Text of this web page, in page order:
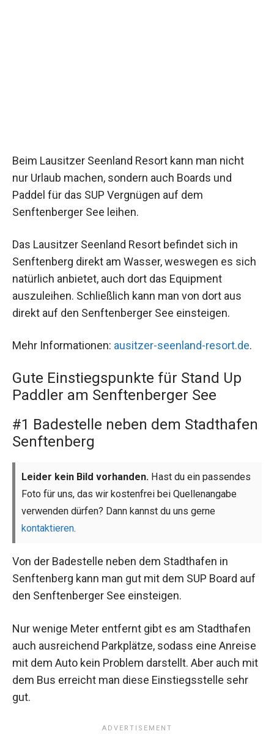
Beim Lausitzer Seenland Resort kann man nicht
nur Urlaub machen, sondern auch Boards und
Paddel für das SUP Vergnügen auf dem
Senftenberger See leihen.
Das Lausitzer Seenland Resort befindet sich in
Senftenberg direkt am Wasser, weswegen es sich
natürlich anbietet, auch dort das Equipment
auszuleihen. Schließlich kann man von dort aus
direkt auf den Senftenberger See einsteigen.
Mehr Informationen: ausitzer-seenland-resort.de.
Gute Einstiegspunkte für Stand Up
Paddler am Senftenberger See
#1 Badestelle neben dem Stadthafen
Senftenberg
Leider kein Bild vorhanden. Hast du ein passendes
Foto für uns, das wir kostenfrei bei Quellenangabe
verwenden dürfen? Dann kannst du uns gerne
kontaktieren.
Von der Badestelle neben dem Stadthafen in
Senftenberg kann man gut mit dem SUP Board auf
den Senftenberger See einsteigen.
Nur wenige Meter entfernt gibt es am Stadthafen
auch ausreichend Parkplätze, sodass eine Anreise
mit dem Auto kein Problem darstellt. Aber auch mit
dem Bus erreicht man diese Einstiegsstelle sehr
gut.